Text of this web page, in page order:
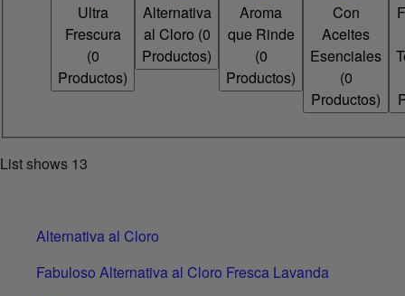
Ultra
Frescura
(0
Productos)
Alternativa
al Cloro (0
Productos)
Aroma
que Rinde
(0
Productos)
Con
Aceites
Esenciales
(0
Productos)
List shows 13
Alternativa al Cloro
Fabuloso Alternativa al Cloro Fresca Lavanda